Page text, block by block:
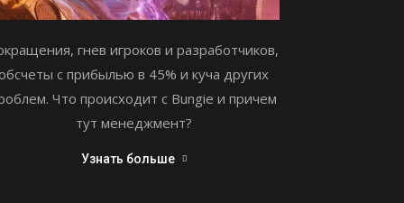
гнев игроков и разработчиков,
с прибылью в 45% и куча других
Что происходит с Bungie и причем
тут менеджмент?
Узнать больше